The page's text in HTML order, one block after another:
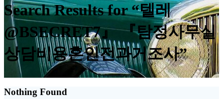
Search Results for “텔레
@BSECRET7』 『탐정사무실
상담비용혼인전과거조사”
Nothing Found